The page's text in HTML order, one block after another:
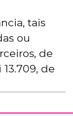
tais
ou
de
de